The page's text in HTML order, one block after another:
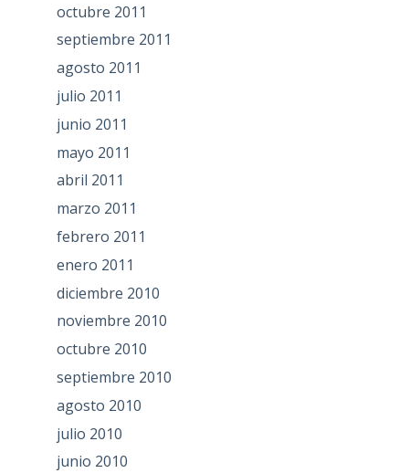
octubre 2011
septiembre 2011
agosto 2011
julio 2011
junio 2011
mayo 2011
abril 2011
marzo 2011
febrero 2011
enero 2011
diciembre 2010
noviembre 2010
octubre 2010
septiembre 2010
agosto 2010
julio 2010
junio 2010